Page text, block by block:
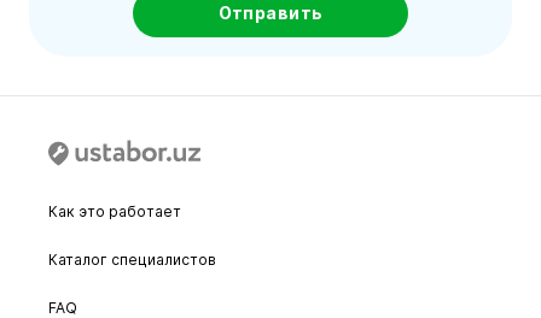
Отправить
Как это работает
Каталог специалистов
FAQ